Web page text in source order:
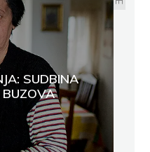
SUDBINA